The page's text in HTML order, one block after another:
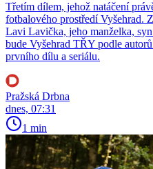
Třetím dílem, jehož natáčení
fotbalového prostředí Vyšehrad.
Lavi Lavička, jeho manželka,
bude Vyšehrad TŘY podle
prvního dílu a seriálu.
Pražská Drbna
dnes, 07:31
1 min